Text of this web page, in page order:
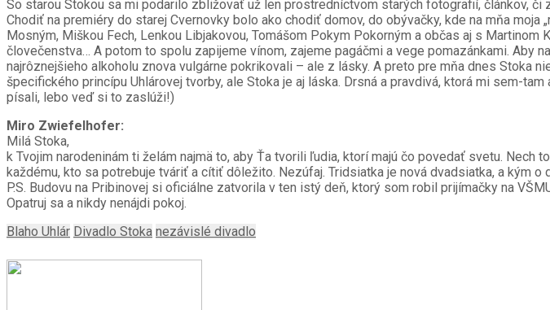
So starou Stokou sa mi podarilo zbližovať už len prostredníctvom starých fotografií, článkov,
Chodiť na premiéry do starej Cvernovky bolo ako chodiť domov, do obývačky, kde na mňa
Mosným, Miškou Fech, Lenkou Libjakovou, Tomášom Pokym Pokorným a občas aj s
človečenstva… A potom to spolu zapijeme vínom, zajeme pagáčmi a vege pomazánkami. Aby
najrôznejšieho alkoholu znova vulgárne pokrikovali – ale z lásky. A preto pre mňa dnes Stoka
špecifického princípu Uhlárovej tvorby, ale Stoka je aj láska. Drsná a pravdivá, ktorá mi sem-
písali, lebo veď si to zaslúži!)
Miro Zwiefelhofer:
Milá Stoka,
k Tvojim narodeninám ti želám najmä to, aby Ťa tvorili ľudia, ktorí majú čo povedať svetu.
každému, kto sa potrebuje tváriť a cítiť dôležito. Nezúfaj. Tridsiatka je nová dvadsiatka, a kým
P.S. Budovu na Pribinovej si oficiálne zatvorila v ten istý deň, ktorý som robil prijímačky na
Opatruj sa a nikdy nenájdi pokoj.
Blaho Uhlár Divadlo Stoka nezávislé divadlo